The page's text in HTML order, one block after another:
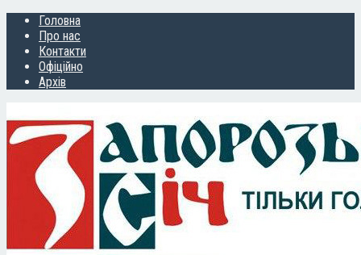
Головна
Про нас
Контакти
Офіційно
Архів